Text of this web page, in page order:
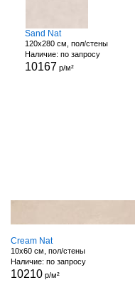
Sand Nat
120x280 см, пол/стены
Наличие: по запросу
10167 р/м²
Cream Nat
10x60 см, пол/стены
Наличие: по запросу
10210р/м²